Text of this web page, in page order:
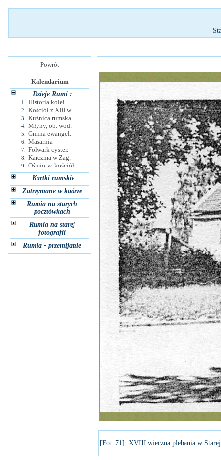
Powrót
Kalendarium
Dzieje Rumi :
1. Historia kolei
2. Kościół z XIII w
3. Kuźnica rumska
4. Młyny, ob. wod.
5. Gmina ewangel.
6. Masarnia
7. Folwark cyster.
8. Karczma w Zag.
9.
Ośmio-w. kościół
Kartki rumskie
Zatrzymane w kadrze
Rumia na starych
pocztówkach
Rumia na starej
fotografii
Rumia - przemijanie
[Fot. 71] XVIII wieczna plebania w